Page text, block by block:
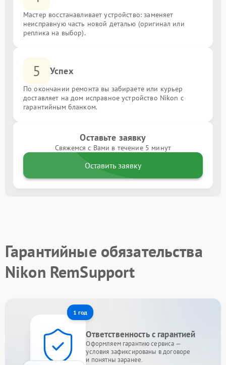
Мастер восстанавливает устройство: заменяет
неисправную часть новой деталью (оригинал или
реплика на выбор).
5 Успех
По окончании ремонта вы забираете или курьер
доставляет на дом исправное устройство Nikon с
гарантийным бланком.
Оставьте заявку
Свяжемся с Вами в течение 5 минут
Оставить заявку
Гарантийные обязательства
Nikon RemSupport
1 год
Ответственность с гарантией
Оформляем гарантию сервиса —
условия зафиксированы в договоре
и понятны заранее.